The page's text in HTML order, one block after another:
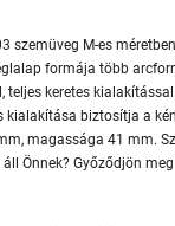
szemüveg M-es
formája több
teljes keretes
kialakítása biztosítja a
magassága 41 mm.
Önnek? Győződjön